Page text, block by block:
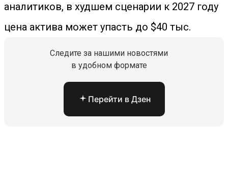
аналитиков, в худшем сценарии к 2027 году
цена актива может упасть до $40 тыс.
Следите за нашими новостями
в удобном формате
Перейти в Дзен